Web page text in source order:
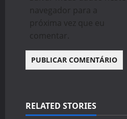
navegador para a
próxima vez que eu
comentar.
RELATED STORIES